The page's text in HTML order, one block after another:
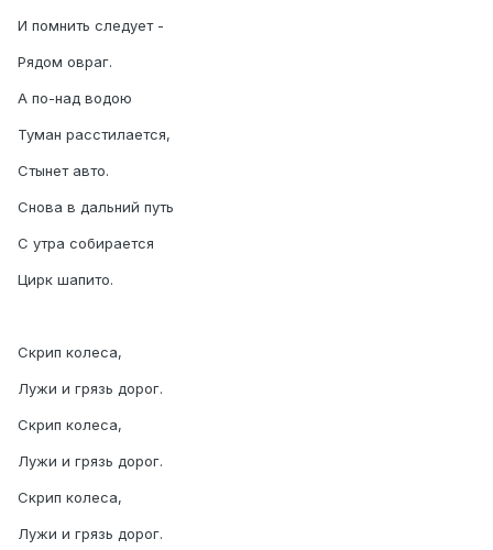
И помнить следует -
Рядом овраг.
А по-над водою
Туман расстилается,
Стынет авто.
Снова в дальний путь
С утра собирается
Цирк шапито.
Скрип колеса,
Лужи и грязь дорог.
Скрип колеса,
Лужи и грязь дорог.
Скрип колеса,
Лужи и грязь дорог.